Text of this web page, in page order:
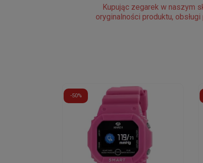
Kupując zegarek w naszym
oryginalności produktu,
-50%